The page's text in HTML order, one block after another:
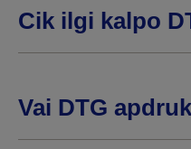
Cik ilgi kalpo
Vai DTG